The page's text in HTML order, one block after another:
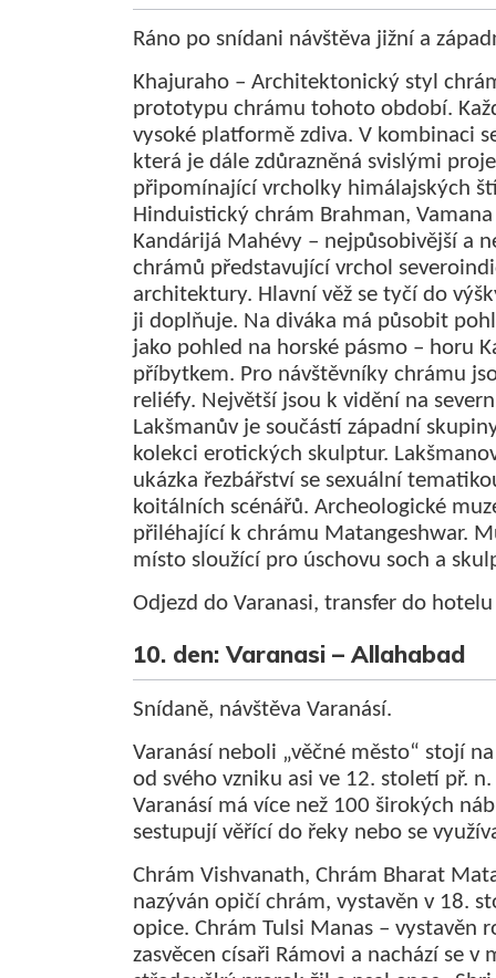
Ráno po snídani návštěva jižní a
Khajuraho – Architektonický styl
prototypu chrámu tohoto období.
vysoké platformě zdiva. V kombinaci
která je dále zdůrazněná svislými
připomínající vrcholky himálajských
Hinduistický chrám Brahman,
Kandárijá Mahévy – nejpůsobivější a
chrámů představující vrchol
architektury. Hlavní věž se tyčí do
ji doplňuje. Na diváka má působit
jako pohled na horské pásmo – horu
příbytkem. Pro návštěvníky chrámu
reliéfy. Největší jsou k vidění na
Lakšmanův je součástí západní
kolekci erotických skulptur.
ukázka řezbářství se sexuální
koitálních scénářů. Archeologické
přiléhající k chrámu Matangeshwar.
místo sloužící pro úschovu soch a
Odjezd do Varanasi, transfer do
10. den: Varanasi – Allahabad
Snídaně, návštěva Varanásí.
Varanásí neboli „věčné město“ stojí
od svého vzniku asi ve 12. století př.
Varanásí má více než 100 širokých
sestupují věřící do řeky nebo se
Chrám Vishvanath, Chrám Bharat
nazýván opičí chrám, vystavěn v 18.
opice. Chrám Tulsi Manas – vystavěn
zasvěcen císaři Rámovi a nachází se v